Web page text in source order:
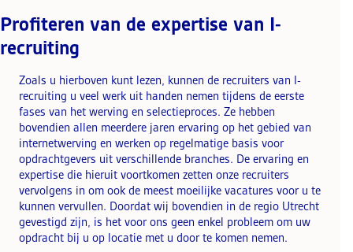
Profiteren van de expertise van I-
recruiting
Zoals u hierboven kunt lezen, kunnen de recruiters van I-
recruiting u veel werk uit handen nemen tijdens de eerste
fases van het werving en selectieproces. Ze hebben
bovendien allen meerdere jaren ervaring op het gebied van
internetwerving en werken op regelmatige basis voor
opdrachtgevers uit verschillende branches. De ervaring en
expertise die hieruit voortkomen zetten onze recruiters
vervolgens in om ook de meest moeilijke vacatures voor u te
kunnen vervullen. Doordat wij bovendien in de regio Utrecht
gevestigd zijn, is het voor ons geen enkel probleem om uw
opdracht bij u op locatie met u door te komen nemen.